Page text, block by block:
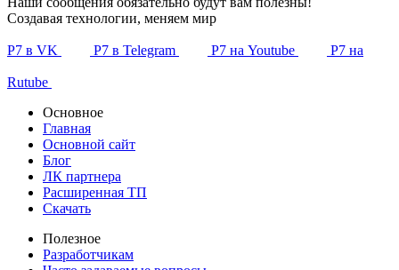
Создавая технологии, меняем мир
Р7 в VK Р7 в Telegram Р7 на Youtube Р7 на
Rutube
Основное
Главная
Основной сайт
Блог
ЛК партнера
Расширенная ТП
Скачать
Полезное
Разработчикам